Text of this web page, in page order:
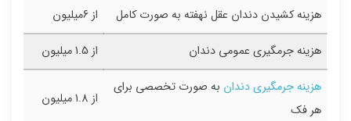
هزینه کشیدن دندان عقل نهفته به صورت کامل
از 6میلیون
هزینه جرمگیری عمومی دندان
از 1.5 میلیون
هزینه جرمگیری دندان به صورت تخصصی برای
هر فک
از 1.8 میلیون